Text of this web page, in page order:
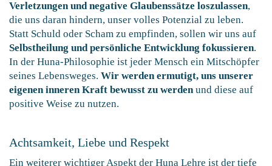
Verletzungen und negative Glaubenssätze loszulassen,
die uns daran hindern, unser volles Potenzial zu leben.
Statt Schuld oder Scham zu empfinden, sollen wir uns auf
Selbstheilung und persönliche Entwicklung fokussieren.
In der Huna-Philosophie ist jeder Mensch ein Mitschöpfer
seines Lebensweges. Wir werden ermutigt, uns unserer
eigenen inneren Kraft bewusst zu werden und diese auf
positive Weise zu nutzen.
Achtsamkeit, Liebe und Respekt
Ein weiterer wichtiger Aspekt der Huna Lehre ist der tiefe